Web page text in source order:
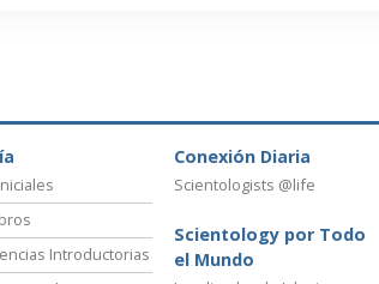
Introductorias
Conexión Diaria
Scientologists @life
Scientology por Todo
el Mundo